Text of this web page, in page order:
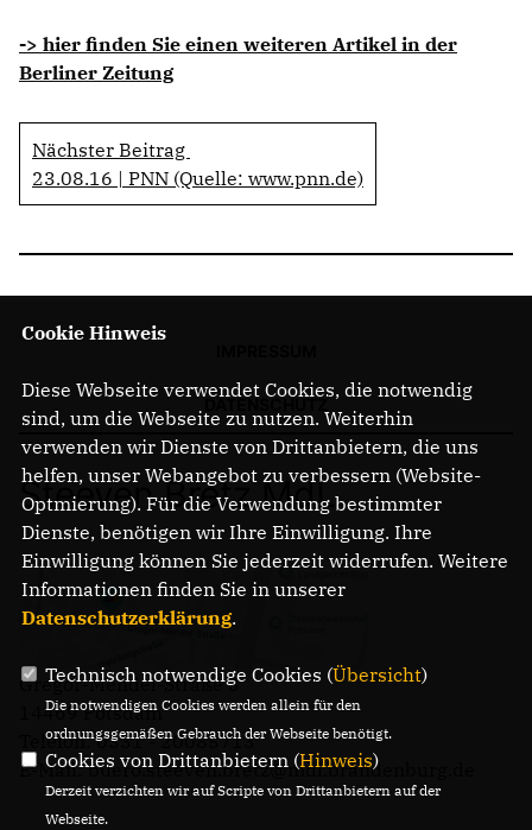
-> hier finden Sie einen weiteren Artikel in der
Berliner Zeitung
Nächster Beitrag
23.08.16 | PNN (Quelle: www.pnn.de)
Steeven Bretz MdL
Gregor-Mendel-Straße 3
14469 Potsdam
Telefon: 0331 - 20085713
E-Mail: buero.steeven.bretz@mdl.brandenburg.de
Cookie Hinweis
Diese Webseite verwendet Cookies, die notwendig
sind, um die Webseite zu nutzen. Weiterhin
verwenden wir Dienste von Drittanbietern, die uns
helfen, unser Webangebot zu verbessern (Website-
Optmierung). Für die Verwendung bestimmter
Dienste, benötigen wir Ihre Einwilligung. Ihre
Einwilligung können Sie jederzeit widerrufen. Weitere
Informationen finden Sie in unserer
Datenschutzerklärung.
Technisch notwendige Cookies (Übersicht)
Die notwendigen Cookies werden allein für den
ordnungsgemäßen Gebrauch der Webseite benötigt.
Cookies von Drittanbietern (Hinweis)
Derzeit verzichten wir auf Scripte von Drittanbietern auf der
Webseite.